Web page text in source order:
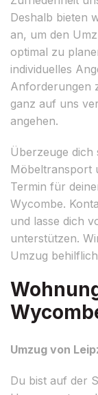
Deshalb bieten
an, um den
optimal zu
individuelles
Anforderungen
ganz auf uns
angehen.
Überzeuge dich
Möbeltransport
Termin für
Wycombe.
und lasse dich
unterstützen.
Umzug
Umzug von
Du bist auf der